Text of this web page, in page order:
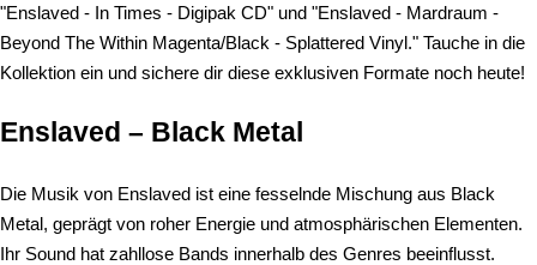
"Enslaved - In Times - Digipak CD" und "Enslaved - Mardraum -
Beyond The Within Magenta/Black - Splattered Vinyl." Tauche in die
Kollektion ein und sichere dir diese exklusiven Formate noch heute!
Enslaved – Black Metal
Die Musik von Enslaved ist eine fesselnde Mischung aus Black
Metal, geprägt von roher Energie und atmosphärischen Elementen.
Ihr Sound hat zahllose Bands innerhalb des Genres beeinflusst.